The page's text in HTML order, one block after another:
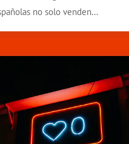
no solo venden...